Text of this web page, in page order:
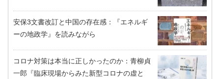
安保3文書改訂と中国の存在感：『エネルギ
ーの地政学』を読みながら
コロナ対策は本当に正しかったのか：青柳貞
一郎『臨床現場からみた新型コロナの虚と